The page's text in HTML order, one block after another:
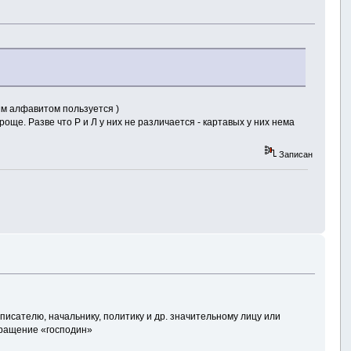
алфавитом пользуется )
Разве что Р и Л у них не различается - картавых у них нема
Записан
начальнику, политику и др. значительному лицу или
«господин»